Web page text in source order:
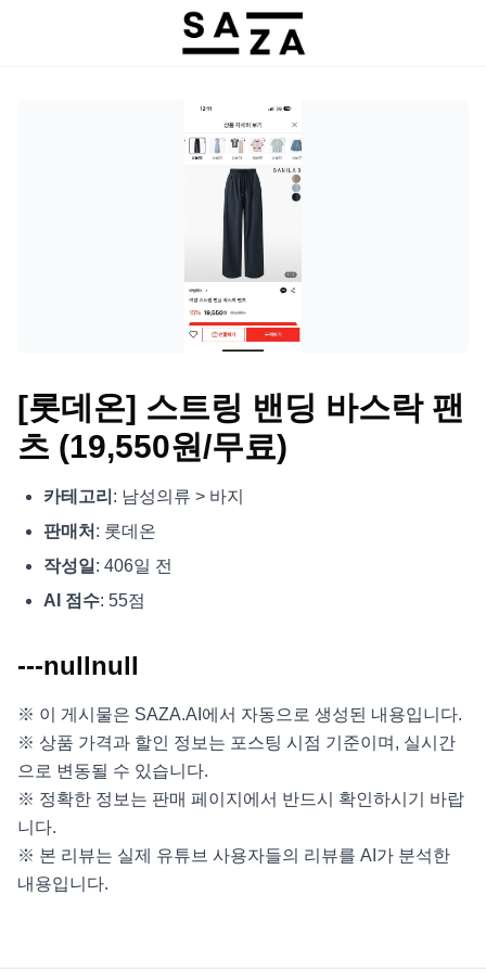
[롯데온] 스트링 밴딩 바스락 팬
츠 (19,550원/무료)
카테고리 : 남성의류 > 바지
판매처 : 롯데온
작성일: 406일 전
AI 점수: 55점
---nullnull
※ 이 게시물은 SAZA.AI에서 자동으로 생성된 내용입니다.
※ 상품 가격과 할인 정보는 포스팅 시점 기준이며, 실시간
으로 변동될 수 있습니다.
※ 정확한 정보는 판매 페이지에서 반드시 확인하시기 바랍
니다.
※ 본 리뷰는 실제 유튜브 사용자들의 리뷰를 AI가 분석한
내용입니다.